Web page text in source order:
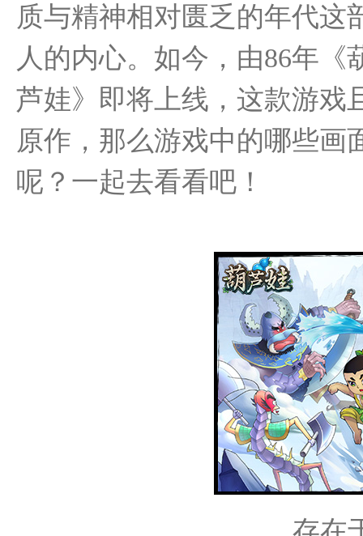
质与精神相对匮乏的年代这
人的内心。如今，由86年
芦娃》即将上线，这款游戏
原作，那么游戏中的哪些画
呢？一起去看看吧！